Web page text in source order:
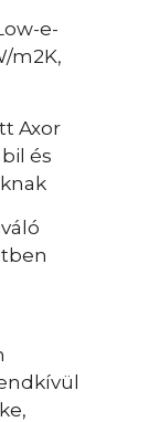
e-
m2K,
Axor
és